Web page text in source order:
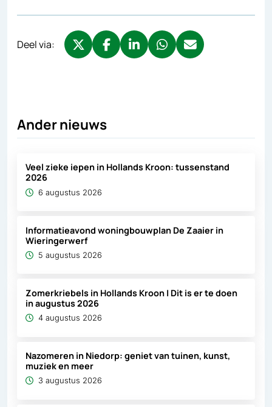
Deel via:
Ander nieuws
Veel zieke iepen in Hollands Kroon: tussenstand
2026
6 augustus 2026
Informatieavond woningbouwplan De Zaaier in
Wieringerwerf
5 augustus 2026
Zomerkriebels in Hollands Kroon | Dit is er te doen
in augustus 2026
4 augustus 2026
Nazomeren in Niedorp: geniet van tuinen, kunst,
muziek en meer
3 augustus 2026